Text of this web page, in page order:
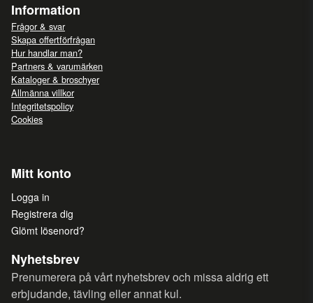
Information
Frågor & svar
Skapa offertförfrågan
Hur handlar man?
Partners & varumärken
Kataloger & broschyer
Allmänna villkor
Integritetspolicy
Cookies
Mitt konto
Logga in
Registrera dig
Glömt lösenord?
Nyhetsbrev
Prenumerera på vårt nyhetsbrev och missa aldrig ett
erbjudande, tävling eller annat kul.